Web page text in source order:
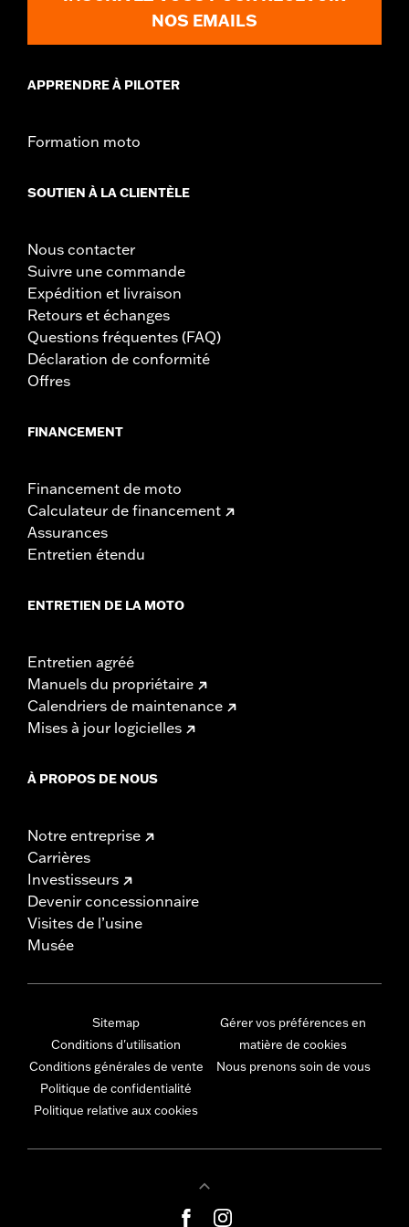
NOS EMAILS
APPRENDRE À PILOTER
Formation moto
SOUTIEN À LA CLIENTÈLE
Nous contacter
Suivre une commande
Expédition et livraison
Retours et échanges
Questions fréquentes (FAQ)
Déclaration de conformité
Offres
FINANCEMENT
Financement de moto
Calculateur de financement
Assurances
Entretien étendu
ENTRETIEN DE LA MOTO
Entretien agréé
Manuels du propriétaire
Calendriers de maintenance
Mises à jour logicielles
À PROPOS DE NOUS
Notre entreprise
Carrières
Investisseurs
Devenir concessionnaire
Visites de l’usine
Musée
Sitemap
Conditions d'utilisation
Conditions générales de vente
Politique de confidentialité
Politique relative aux cookies
Gérer vos préférences en
matière de cookies
Nous prenons soin de vous